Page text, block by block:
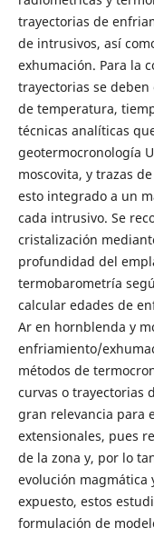
trayectorias de
de intrusivos, así
exhumación. Para la
trayectorias se
de temperatura,
técnicas analíticas
geotermocronología
moscovita, y trazas
esto integrado a un
cada intrusivo. Se
cristalización
profundidad del
termobarometría
calcular edades de
Ar en hornblenda y
enfriamiento/
métodos de
curvas o trayectorias
gran relevancia para
extensionales, pues
de la zona y, por lo
evolución magmática
expuesto, estos
formulación de